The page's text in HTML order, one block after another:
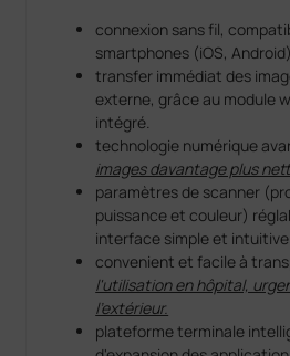
connexion sans fil,
smartphones (iOS, Android)
transfer immédiat des
externe, grâce au module
intégré.
technologie numérique
images davantage plus
paramètres de scanner
puissance et couleur)
interface simple et intuitive.
convenient et facile à
l'utilisation en hôpital,
l'extérieur.
plateforme terminale